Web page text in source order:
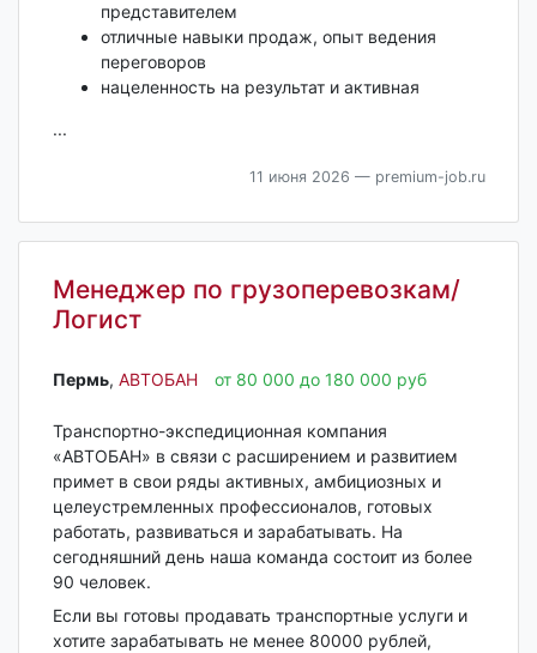
представителем
отличные навыки продаж, опыт ведения
переговоров
нацеленность на результат и активная
...
11 июня 2026 — premium-job.ru
Менеджер по грузоперевозкам/
Логист
Пермь‎, АВТОБАН от 80 000 до 180 000 руб
Транспортно-экспедиционная компания
«АВТОБАН» в связи с расширением и развитием
примет в свои ряды активных, амбициозных и
целеустремленных профессионалов, готовых
работать, развиваться и зарабатывать. На
сегодняшний день наша команда состоит из более
90 человек.
Если вы готовы продавать транспортные услуги и
хотите зарабатывать не менее 80000 рублей,